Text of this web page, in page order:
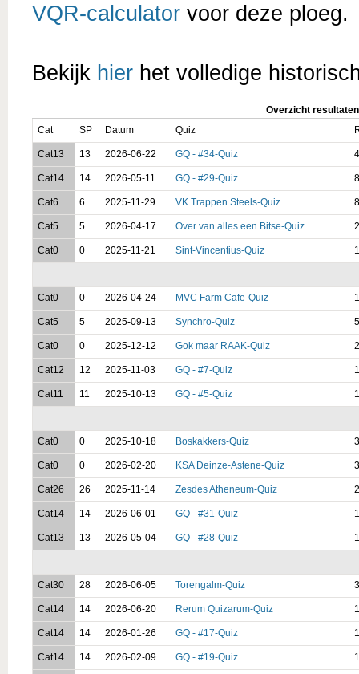
VQR-calculator voor deze ploeg.
Bekijk hier het volledige
Overzicht resultaten
Cat
SP Datum Quiz
Cat13 13 2026-06-22 GQ - #34-Quiz
Cat14 14 2026-05-11 GQ - #29-Quiz
Cat6 6 2025-11-29 VK Trappen Steels-Quiz
Cat5 5 2026-04-17 Over van alles een Bitse-Quiz
Cat0 0 2025-11-21 Sint-Vincentius-Quiz
Cat0 0 2026-04-24 MVC Farm Cafe-Quiz
Cat5 5 2025-09-13 Synchro-Quiz
Cat0 0 2025-12-12 Gok maar RAAK-Quiz
Cat12 12 2025-11-03 GQ - #7-Quiz
Cat11 11 2025-10-13 GQ - #5-Quiz
Cat0 0 2025-10-18 Boskakkers-Quiz
Cat0 0 2026-02-20 KSA Deinze-Astene-Quiz
Cat26 26 2025-11-14 Zesdes Atheneum-Quiz
Cat14 14 2026-06-01 GQ - #31-Quiz
Cat13 13 2026-05-04 GQ - #28-Quiz
Cat30 28 2026-06-05 Torengalm-Quiz
Cat14 14 2026-06-20 Rerum Quizarum-Quiz
Cat14 14 2026-01-26 GQ - #17-Quiz
Cat14 14 2026-02-09 GQ - #19-Quiz